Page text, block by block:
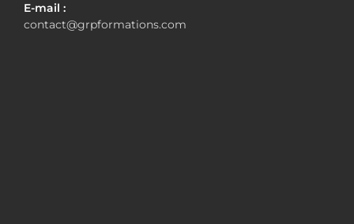
E-mail :
contact@grpformations.com